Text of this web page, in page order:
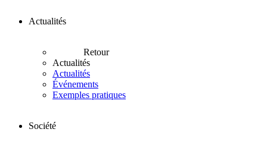
Actualités
Retour
Actualités
Actualités
Événements
Exemples pratiques
Société